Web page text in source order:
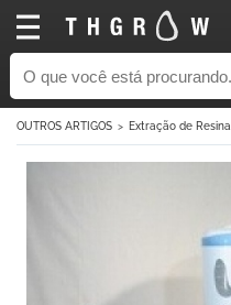
OUTROS ARTIGOS Extração de Resina